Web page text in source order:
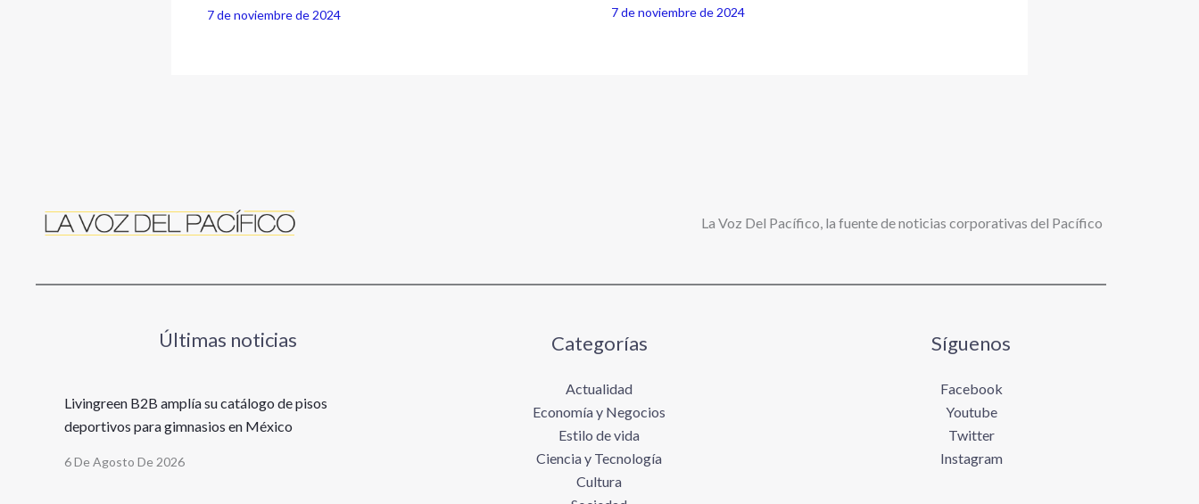
7 de noviembre de 2024 7 de noviembre de 2024
La Voz Del Pacífico, la fuente de noticias corporativas del Pacífico
Últimas noticias
Livingreen B2B amplía su catálogo de pisos
deportivos para gimnasios en México
6 De Agosto De 2026
Categorías
Actualidad
Economía y Negocios
Estilo de vida
Ciencia y Tecnología
Cultura
Síguenos
Facebook
Youtube
Twitter
Instagram